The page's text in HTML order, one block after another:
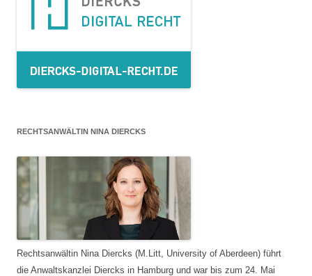
RECHTSANWÄLTIN NINA DIERCKS
Rechtsanwältin Nina Diercks (M.Litt, University of Aberdeen) führt
die Anwaltskanzlei Diercks in Hamburg und war bis zum 24. Mai